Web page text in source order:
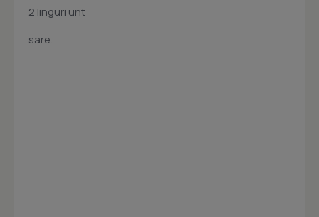
2 linguri unt
sare.